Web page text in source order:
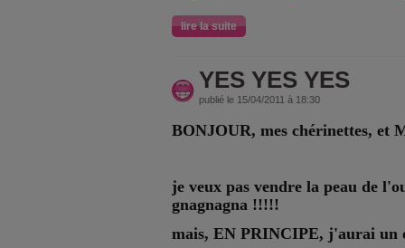
lire la suite
YES YES YES
publié le 15/04/2011 à 18:30
BONJOUR, mes chérinettes, et
je veux pas vendre la peau de
gnagnagna !!!!!
mais, EN PRINCIPE, j'aurai un